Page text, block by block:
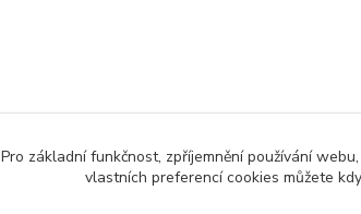
Pro základní funkčnost, zpříjemnění používání
vlastních preferencí cookies můžete